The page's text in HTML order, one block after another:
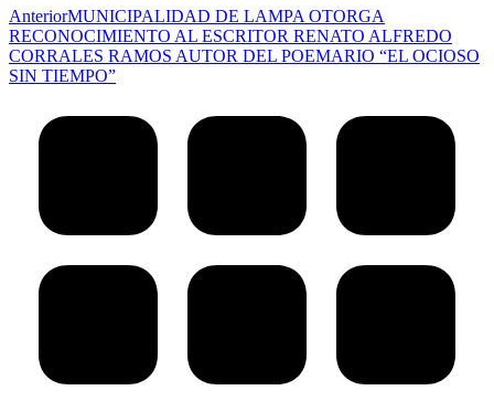
AnteriorPublicación
anterior:
MUNICIPALIDAD DE LAMPA OTORGA
RECONOCIMIENTO AL ESCRITOR RENATO ALFREDO
CORRALES RAMOS AUTOR DEL POEMARIO “EL OCIOSO
SIN TIEMPO”